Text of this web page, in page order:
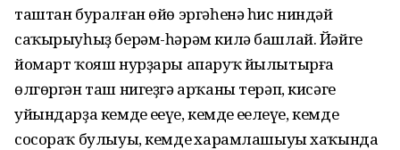
таштан буралған өйө эргәһенә һис ниндәй
саҡырыуһыҙ берәм-һәрәм килә башлай. Йәйге
йомарт ҡояш нурҙары апаруҡ йылытырға
өлгөргән таш нигеҙгә арҡаны терәп, кисәге
уйындарҙа кемдең еңеүе, кемдең еңелеүе, кемдең
сосораҡ булыуы, кемдең харамлашыуы хаҡында